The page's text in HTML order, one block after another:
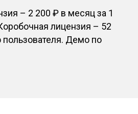
– 2 200 ₽ в месяц за 1
лицензия – 52
пользователя. Демо по